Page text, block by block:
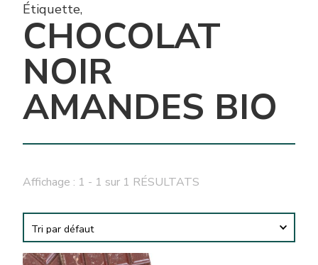
Étiquette,
CHOCOLAT
NOIR
AMANDES BIO
Affichage : 1 - 1 sur 1 RÉSULTATS